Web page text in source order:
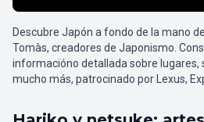
Descubre Japón a fondo de la mano
Tomàs, creadores de Japonismo.
informacióno detallada sobre lugares,
mucho más, patrocinado por Lexus,